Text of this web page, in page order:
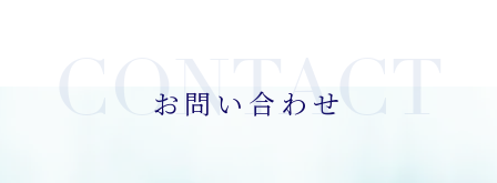
お問い合わせ